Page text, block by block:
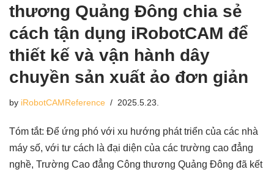
thương Quảng Đông chia sẻ
cách tận dụng iRobotCAM để
thiết kế và vận hành dây
chuyền sản xuất ảo đơn giản
by iRobotCAMReference 2025.5.23.
Tóm tắt: Để ứng phó với xu hướng phát triển của các nhà
máy số, với tư cách là đại diện của các trường cao đẳng
nghề, Trường Cao đẳng Công thương Quảng Đông đã kết